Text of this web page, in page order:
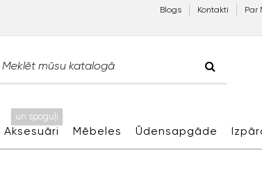
Blogs Kontakti Par
Aksesuāri
un spoguļi
Mēbeles Ūdensapgāde